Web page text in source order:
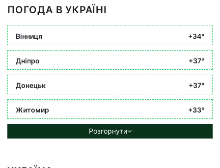
ПОГОДА В УКРАЇНІ
Вінниця +34°
Дніпро +37°
Донецьк +37°
Житомир +33°
Розгорнути